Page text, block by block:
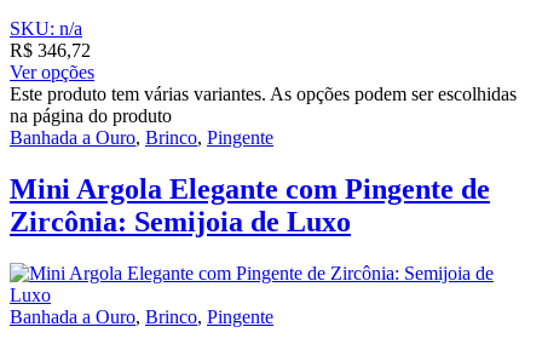
SKU: n/a
R$ 346,72
Ver opções
Este produto tem várias variantes. As opções podem ser escolhidas
na página do produto
Banhada a Ouro, Brinco, Pingente
Mini Argola Elegante com Pingente de
Zircônia: Semijoia de Luxo
Banhada a Ouro, Brinco, Pingente